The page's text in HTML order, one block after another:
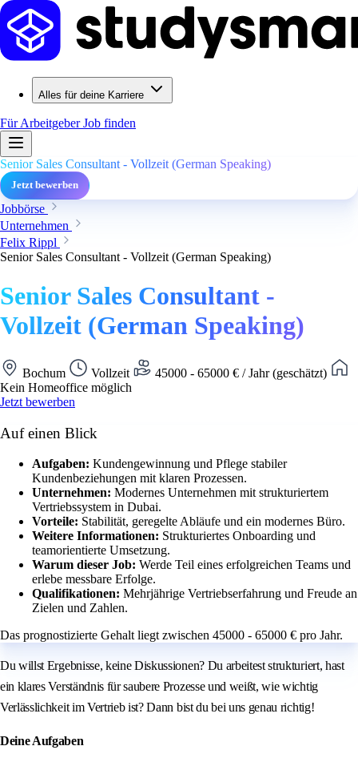
Alles für deine Karriere
Für ArbeitgeberJob finden
Senior Sales Consultant - Vollzeit (German Speaking)
Jetzt bewerben
Jobbörse
Unternehmen
Felix Rippl
Senior Sales Consultant - Vollzeit (German Speaking)
Senior Sales Consultant -
Vollzeit (German Speaking)
Bochum Vollzeit
45000 - 65000 € / Jahr (geschätzt)
Kein Homeoffice möglich
Jetzt bewerben
Auf einen Blick
Aufgaben: Kundengewinnung und Pflege stabiler
Kundenbeziehungen mit klaren Prozessen.
Unternehmen: Modernes Unternehmen mit strukturiertem
Vertriebssystem in Dubai.
Vorteile: Stabilität, geregelte Abläufe und ein modernes Büro.
Weitere Informationen: Strukturiertes Onboarding und
teamorientierte Umsetzung.
Warum dieser Job: Werde Teil eines erfolgreichen Teams und
erlebe messbare Erfolge.
Qualifikationen: Mehrjährige Vertriebserfahrung und Freude an
Zielen und Zahlen.
Das prognostizierte Gehalt liegt zwischen 45000 - 65000 € pro Jahr.
Du willst Ergebnisse, keine Diskussionen? Du arbeitest strukturiert, hast
ein klares Verständnis für saubere Prozesse und weißt, wie wichtig
Verlässlichkeit im Vertrieb ist? Dann bist du bei uns genau richtig!
Deine Aufgaben